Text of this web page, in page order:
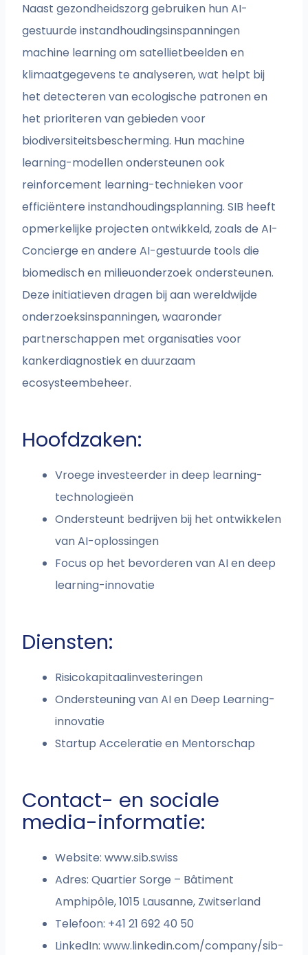
Naast gezondheidszorg gebruiken hun AI-
gestuurde instandhoudingsinspanningen
machine learning om satellietbeelden en
klimaatgegevens te analyseren, wat helpt bij
het detecteren van ecologische patronen en
het prioriteren van gebieden voor
biodiversiteitsbescherming. Hun machine
learning-modellen ondersteunen ook
reinforcement learning-technieken voor
efficiëntere instandhoudingsplanning. SIB heeft
opmerkelijke projecten ontwikkeld, zoals de AI-
Concierge en andere AI-gestuurde tools die
biomedisch en milieuonderzoek ondersteunen.
Deze initiatieven dragen bij aan wereldwijde
onderzoeksinspanningen, waaronder
partnerschappen met organisaties voor
kankerdiagnostiek en duurzaam
ecosysteembeheer.
Hoofdzaken:
Vroege investeerder in deep learning-
technologieën
Ondersteunt bedrijven bij het ontwikkelen
van AI-oplossingen
Focus op het bevorderen van AI en deep
learning-innovatie
Diensten:
Risicokapitaalinvesteringen
Ondersteuning van AI en Deep Learning-
innovatie
Startup Acceleratie en Mentorschap
Contact- en sociale
media-informatie:
Website: www.sib.swiss
Adres: Quartier Sorge – Bâtiment
Amphipôle, 1015 Lausanne, Zwitserland
Telefoon: +41 21 692 40 50
LinkedIn: www.linkedin.com/company/sib-